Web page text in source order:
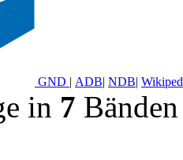
GND | ADB| NDB|
in 7 Bänden